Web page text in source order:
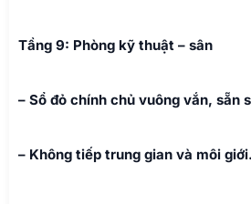
Tầng 9: Phòng kỹ thuật – sân
– Sổ đỏ chính chủ vuông vắn, sẵn
– Không tiếp trung gian và môi giới.